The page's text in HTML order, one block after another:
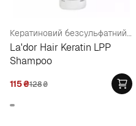
Кератиновий безсульфатний шампунь
La'dor Hair Keratin LPP
Shampoo
115₴128₴